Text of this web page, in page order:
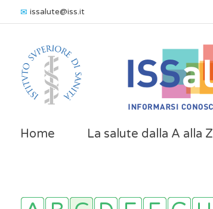
issalute@iss.it
Home La salute dalla A alla Z